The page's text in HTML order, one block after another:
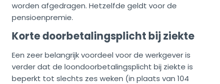
worden afgedragen. Hetzelfde geldt voor de
pensioenpremie.
Korte doorbetalingsplicht bij ziekte
Een zeer belangrijk voordeel voor de werkgever is
verder dat de loondoorbetalingsplicht bij ziekte is
beperkt tot slechts zes weken (in plaats van 104